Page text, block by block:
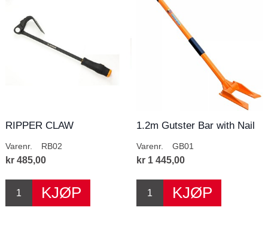
RIPPER CLAW
Varenr. RB02
kr 485,00
1.2m Gutster Bar with Nail
Varenr. GB01
kr 1 445,00